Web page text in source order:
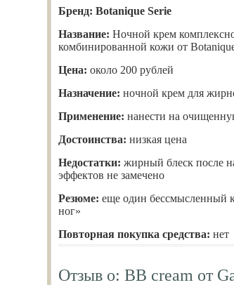
Бренд: Botanique Serie
Название: Ночной крем
комбинированной кожи от
Цена: около 200 рублей
Назначение: ночной крем для
Применение: нанести на
Достоинства: низкая цена
Недостатки: жирный блеск после
эффектов не замечено
Резюме: еще один бессмысленный
ног»
Повторная покупка средства: нет
Отзыв о: ВВ cream от